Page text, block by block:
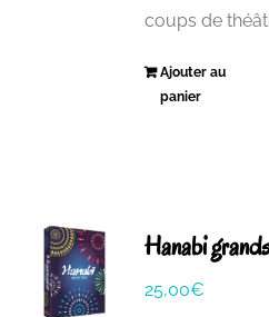
coups de
Ajouter au
panier
Hanabi
25,00€